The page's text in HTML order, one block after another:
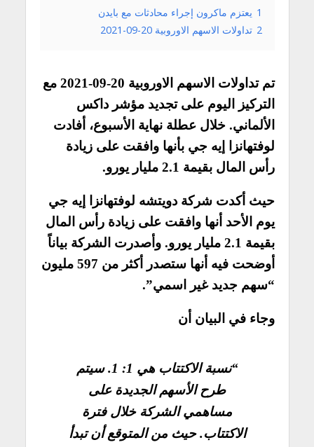
1 يعتزم ماكرون إجراء محادثات مع بايدن
2 تداولات الاسهم الاوروبية 20-09-2021
تم تداولات الاسهم الاوروبية 20-09-2021 مع
التركيز اليوم على تجديد مؤشر داكس
الألماني. خلال عطلة نهاية الأسبوع، أفادت
لوفتهانزا إيه جي بأنها وافقت على زيادة
رأس المال بقيمة 2.1 مليار يورو.
حيث أكدت شركة دويتشه لوفتهانزا إيه جي
يوم الأحد أنها وافقت على زيادة رأس المال
بقيمة 2.1 مليار يورو.
وأصدرت الشركة بياناً
أوضحت فيه أنها ستصدر أكثر من 597 مليون
“سهم جديد غير اسمي”.
وجاء في البيان أن
“نسبة الاكتتاب هي 1: 1. سيتم
طرح الأسهم الجديدة على
مساهمي الشركة خلال فترة
الاكتتاب. حيث من المتوقع أن تبدأ